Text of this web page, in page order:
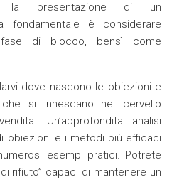
la presentazione di un
fondamentale è considerare
di blocco, bensì come
dove nascono le obiezioni e
si innescano nel cervello
Un’approfondita analisi
obiezioni e i metodi più efficaci
esempi pratici. Potrete
rifiuto” capaci di mantenere un